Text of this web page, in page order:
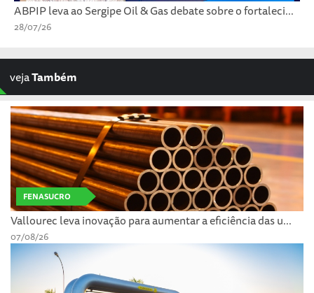
ABPIP leva ao Sergipe Oil & Gas debate sobre o fortaleci...
28/07/26
vejaTambém
FENASUCRO
Vallourec leva inovação para aumentar a eficiência das u...
07/08/26